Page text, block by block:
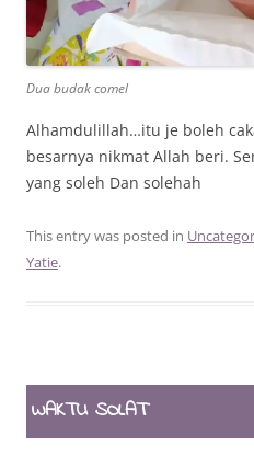
Dua budak comel
Alhamdulillah…itu je boleh
besarnya nikmat Allah beri.
yang soleh Dan solehah
This entry was posted in
Yatie.
WAKTU SOLAT